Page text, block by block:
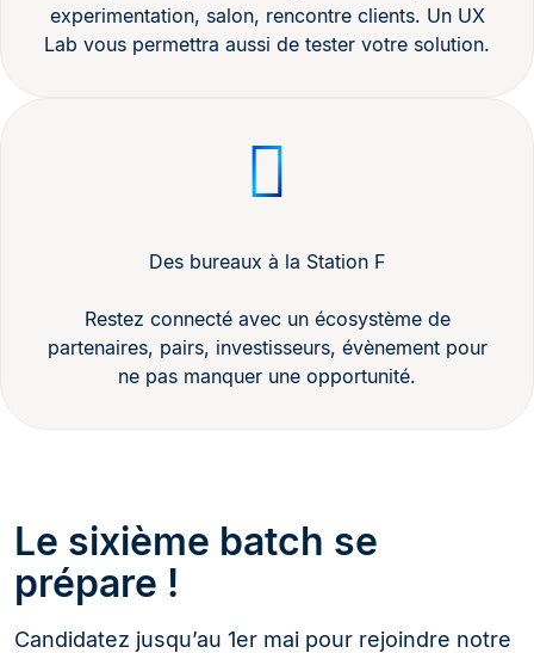
experimentation, salon, rencontre clients. Un UX
Lab vous permettra aussi de tester votre solution.
Des bureaux à la Station F
Restez connecté avec un écosystème de
partenaires, pairs, investisseurs, évènement pour
ne pas manquer une opportunité.
Le sixième batch se
prépare !
Candidatez jusqu’au 1er mai pour rejoindre notre